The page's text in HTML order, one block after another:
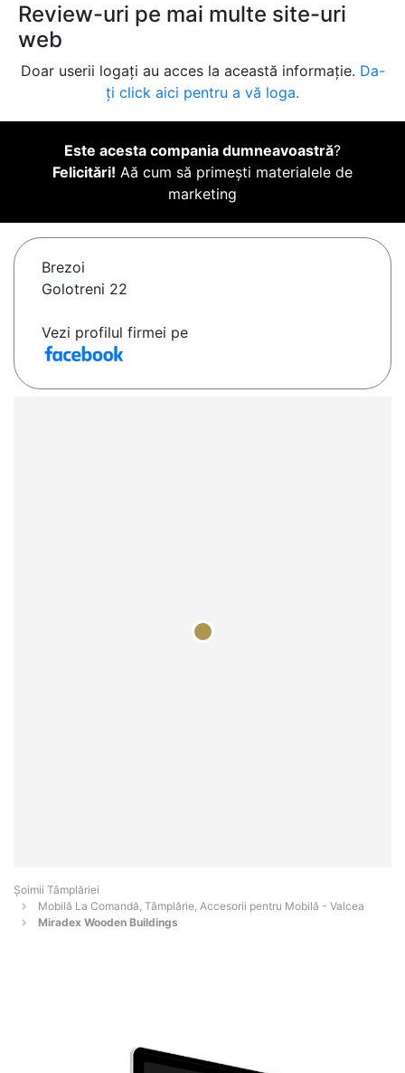
Review-uri pe mai multe site-uri
web
Doar userii logați au acces la această informație. Da-
ți click aici pentru a vă loga.
Este acesta compania dumneavoastră?
Felicitări! Aă cum să primești materialele de
marketing
Brezoi
Golotreni 22
Vezi profilul firmei pe
Șoimii Tâmplăriei
Mobilă La Comandă, Tâmplărie, Accesorii pentru Mobilă - Valcea
Miradex Wooden Buildings